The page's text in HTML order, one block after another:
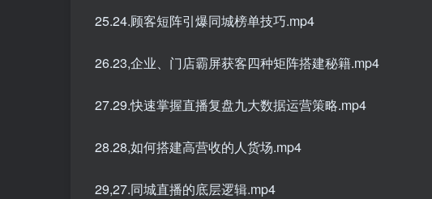
25.24.顾客短阵引爆同城榜单技巧.mp4
26.23,企业、门店霸屏获客四种矩阵搭建秘籍.mp4
27.29.快速掌握直播复盘九大数据运营策略.mp4
28.28,如何搭建高营收的人货场.mp4
29,27.同城直播的底层逻辑.mp4